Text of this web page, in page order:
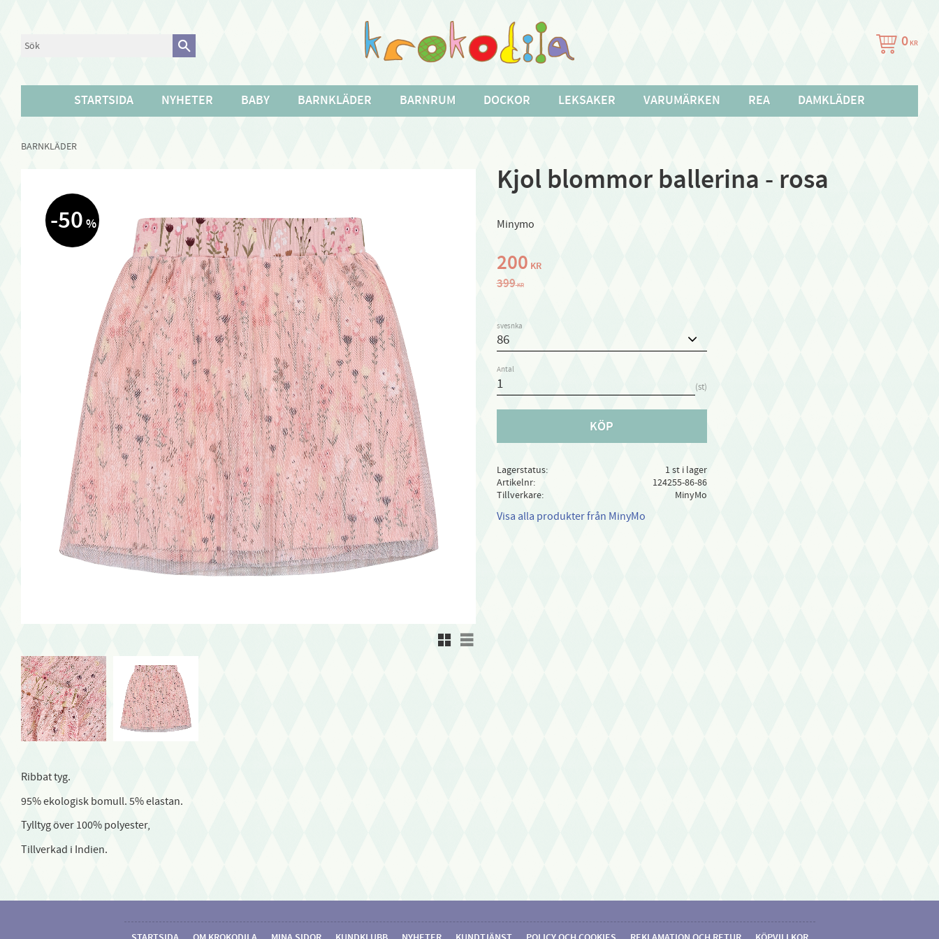
0 KR
STARTSIDA NYHETER BABY BARNKLÄDER BARNRUM DOCKOR LEKSAKER VARUMÄRKEN REA DAMKLÄDER
BARNKLÄDER
Kjol blommor ballerina - rosa
Minymo
50 %
Rutnätsvy
Listvy
Nedsatt pris:
200 KR
Ordinarie pris:
399KR
svesnka
Antal
st
KÖP
Lagerstatus
1 st i lager
Artikelnr
124255-86-86
Tillverkare
MinyMo
Visa alla produkter från MinyMo
Ribbat tyg.
95% ekologisk bomull. 5% elastan.
Tylltyg över 100% polyester,
Tillverkad i Indien.